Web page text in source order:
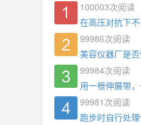
100003次阅读
在高压对抗下不
99986次阅读
美容仪器厂是
99984次阅读
用一根伸展带
99981 次阅读
跑步时自行处